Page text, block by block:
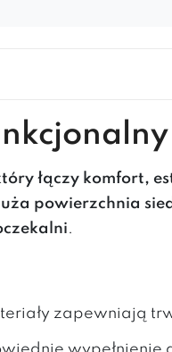
łączy komfort,
powierzchnia
.
zapewniają